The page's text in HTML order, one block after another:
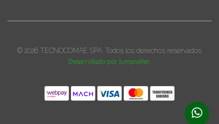
© 2026 TECNOCOMAE SPA. Todos los derechos reservados.
Desarrollado por Jumpseller